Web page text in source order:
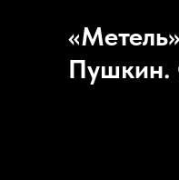
Пушкин.